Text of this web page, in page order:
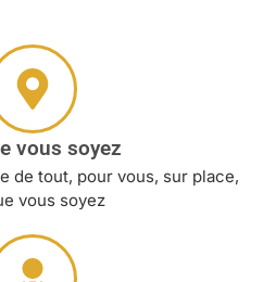
vous soyez
de tout, pour vous, sur place,
vous soyez